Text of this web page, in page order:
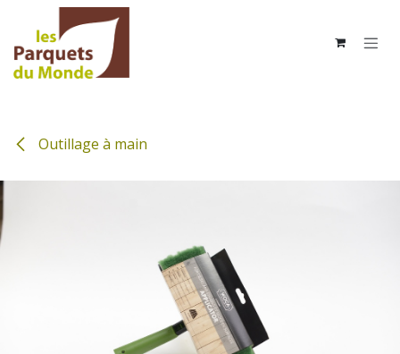
Se rendre au contenu
Outillage à main